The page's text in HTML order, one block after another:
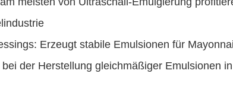
Erzeugt stabile Emulsionen für
der Herstellung gleichmäßiger Emulsionen